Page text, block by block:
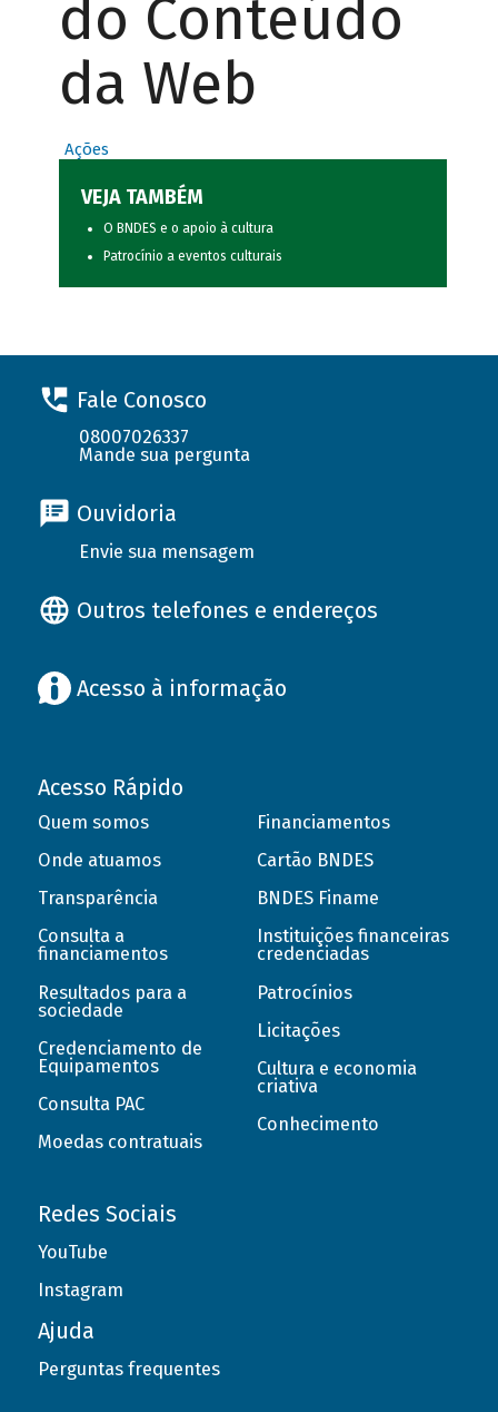
do Conteúdo
da Web
Ações
VEJA TAMBÉM
O BNDES e o apoio à cultura
Patrocínio a eventos culturais
Fale Conosco
08007026337
Mande sua pergunta
Ouvidoria
Envie sua mensagem
Outros telefones e endereços
Acesso à informação
Acesso Rápido
Quem somos
Onde atuamos
Transparência
Consulta a
financiamentos
Resultados para a
sociedade
Credenciamento de
Equipamentos
Consulta PAC
Moedas contratuais
Financiamentos
Cartão BNDES
BNDES Finame
Instituições financeiras
credenciadas
Patrocínios
Licitações
Cultura e economia
criativa
Conhecimento
Redes Sociais
YouTube
Instagram
Ajuda
Perguntas frequentes